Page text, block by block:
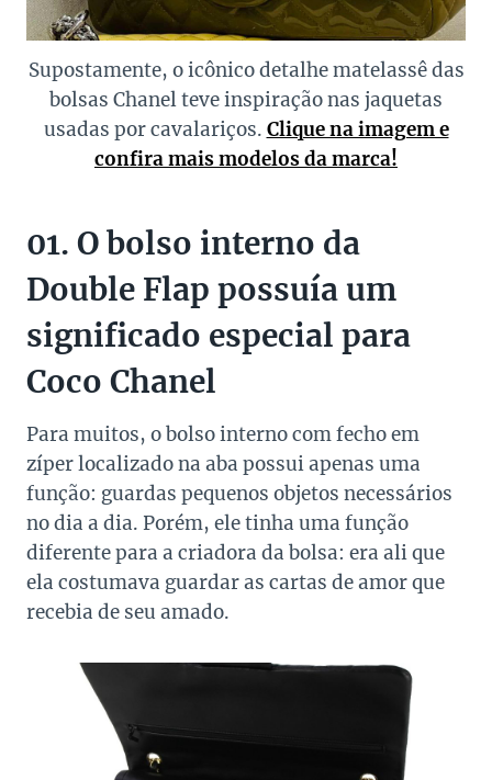
Supostamente, o icônico detalhe matelassê das
bolsas Chanel teve inspiração nas jaquetas
usadas por cavalariços. Clique na imagem e
confira mais modelos da marca!
01. O bolso interno da
Double Flap possuía um
significado especial para
Coco Chanel
Para muitos, o bolso interno com fecho em
zíper localizado na aba possui apenas uma
função: guardas pequenos objetos necessários
no dia a dia. Porém, ele tinha uma função
diferente para a criadora da bolsa: era ali que
ela costumava guardar as cartas de amor que
recebia de seu amado.